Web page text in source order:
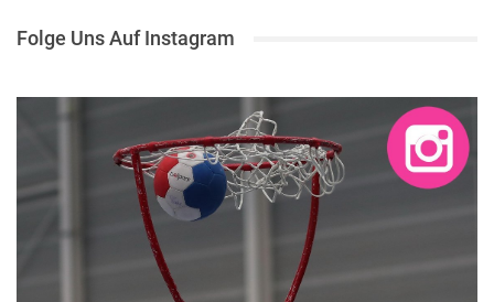
Folge Uns Auf Instagram